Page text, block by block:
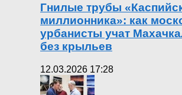
Гнилые трубы
миллионника»: как
урбанисты учат
без крыльев
12.03.2026 17:28